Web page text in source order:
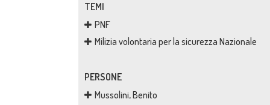
TEMI
PNF
Milizia volontaria per la sicurezza Nazionale
PERSONE
Mussolini, Benito